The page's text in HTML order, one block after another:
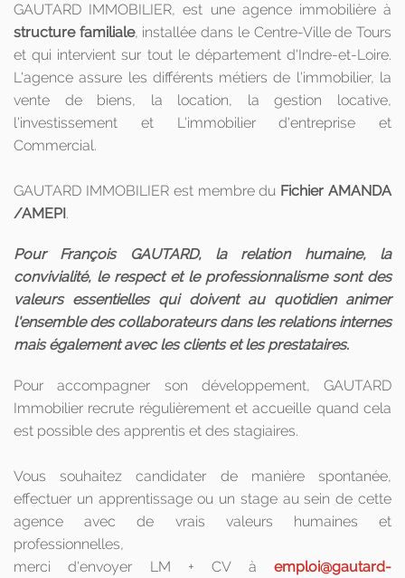
GAUTARD IMMOBILIER, est une agence immobilière à
structure familiale, installée dans le Centre-Ville de Tours
et qui intervient sur tout le département d'Indre-et-Loire.
L'agence assure les différents métiers de l'immobilier, la
vente de biens, la location, la gestion locative,
l'investissement et L'immobilier d'entreprise et
Commercial.
GAUTARD IMMOBILIER est membre du Fichier AMANDA
/AMEPI .
Pour François GAUTARD, la relation humaine, la
convivialité, le respect et le professionnalisme sont des
valeurs essentielles qui doivent au quotidien animer
l'ensemble des collaborateurs dans les relations internes
mais également avec les clients et les prestataires.
Pour accompagner son développement, GAUTARD
Immobilier recrute régulièrement et accueille quand cela
est possible des apprentis et des stagiaires.
Vous souhaitez candidater de manière spontanée,
effectuer un apprentissage ou un stage au sein de cette
agence avec de vrais valeurs humaines et
professionnelles,
merci d'envoyer LM + CV à emploi@gautard-